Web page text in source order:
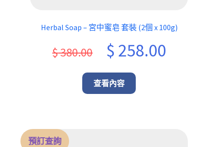
Herbal Soap – 宮中蜜皂 套裝 (2個 x 100g)
$380.00
Original
price
was:
$ 258.00Current
查看內容
預訂查詢